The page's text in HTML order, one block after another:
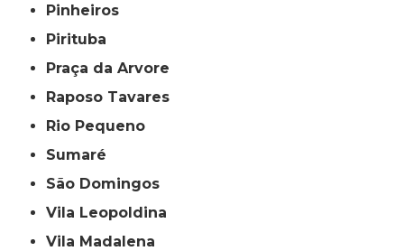
Pinheiros
Pirituba
Praça da Arvore
Raposo Tavares
Rio Pequeno
Sumaré
São Domingos
Vila Leopoldina
Vila Madalena